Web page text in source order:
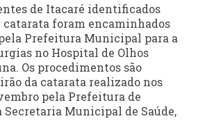
de Itacaré identificados
catarata foram encaminhados
Prefeitura Municipal para a
no Hospital de Olhos
Os procedimentos são
da catarata realizado nos
pela Prefeitura de
Secretaria Municipal de Saúde,